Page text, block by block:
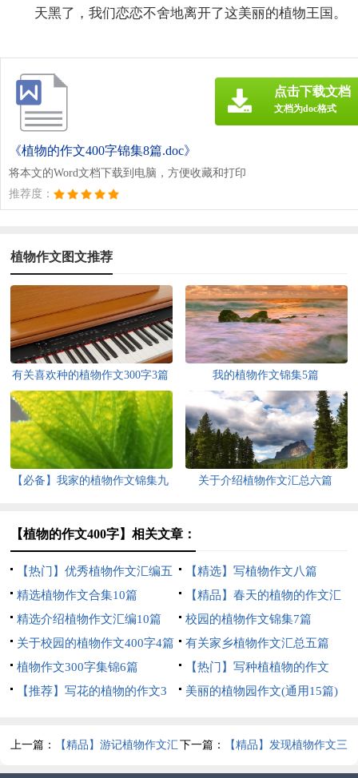
天黑了，我们恋恋不舍地离开了这美丽的植物王国。
《植物的作文400字锦集8篇.doc》
将本文的Word文档下载到电脑，方便收藏和打印
推荐度：
点击下载文档
文档为doc格式
植物作文图文推荐
有关喜欢种的植物作文300字3篇 我的植物作文锦集5篇
【必备】我家的植物作文锦集九
关于介绍植物作文汇总六篇
【植物的作文400字】相关文章：
【热门】优秀植物作文汇编五
篇
【精选】写植物作文八篇
精选植物作文合集10篇
【精品】春天的植物的作文汇
总7篇
精选介绍植物作文汇编10篇
校园的植物作文锦集7篇
关于校园的植物作文400字4篇
有关家乡植物作文汇总五篇
植物作文300字集锦6篇
【热门】写种植植物的作文
300字三篇
【推荐】写花的植物的作文3
美丽的植物园作文(通用15篇)
上一篇： 【精品】游记植物作文汇
编九篇
下一篇： 【精品】发现植物作文三
篇